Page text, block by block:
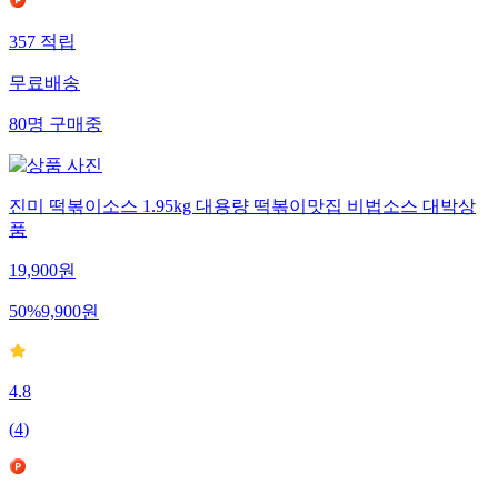
357적립
무료배송
80명구매중
진미 떡볶이소스 1.95kg 대용량 떡볶이맛집 비법소스 대박상
품
19,900원
50%9,900원
4.8
(4)